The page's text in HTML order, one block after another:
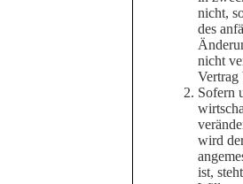
nicht,
des
nicht
Vertrag
Sofern
wird
ist,